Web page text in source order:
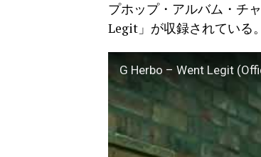
プホップ・アルバム・チ
Legit」が収録されている。
G Herbo – Went Legit